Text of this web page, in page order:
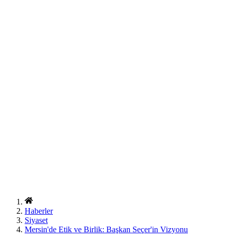
Haberler
Siyaset
Mersin'de Etik ve Birlik: Başkan Seçer'in Vizyonu